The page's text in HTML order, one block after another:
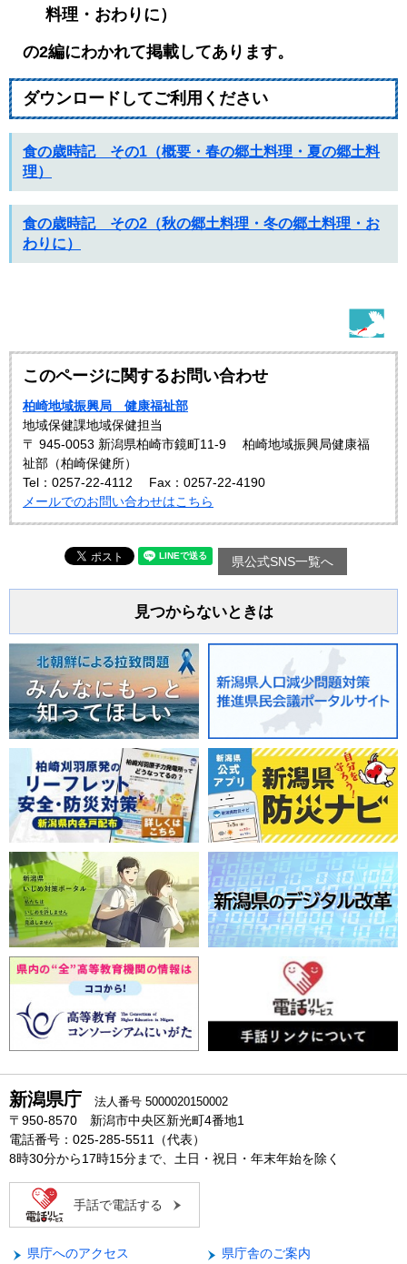
料理・おわりに）
の2編にわかれて掲載してあります。
ダウンロードしてご利用ください
食の歳時記 その1（概要・春の郷土料理・夏の郷土料
理）
食の歳時記 その2（秋の郷土料理・冬の郷土料理・お
わりに）
このページに関するお問い合わせ
柏崎地域振興局 健康福祉部
地域保健課地域保健担当
〒 945-0053 新潟県柏崎市鏡町11-9 柏崎地域振興局健康福
祉部（柏崎保健所）
Tel：0257-22-4112
Fax：0257-22-4190
メールでのお問い合わせはこちら
県公式SNS一覧へ
見つからないときは
新潟県庁 法人番号 5000020150002
〒950-8570 新潟市中央区新光町4番地1
電話番号：025-285-5511（代表）
8時30分から17時15分まで、土日・祝日・年末年始を除く
手話で電話する
県庁へのアクセス 県庁舎のご案内